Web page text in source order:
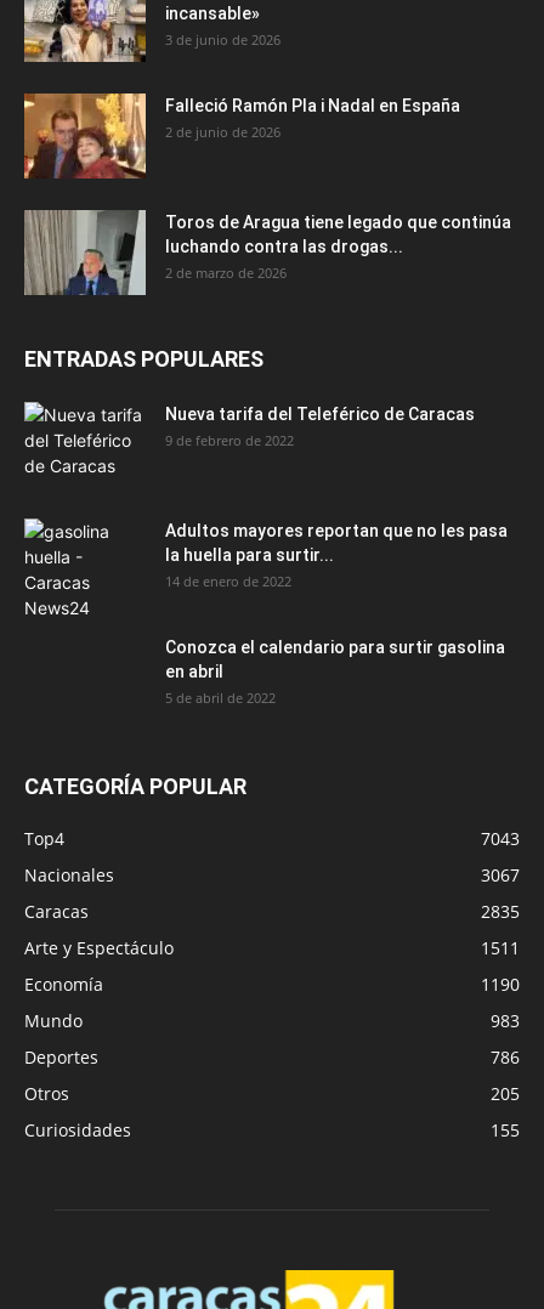
incansable»
3 de junio de 2026
Falleció Ramón Pla i Nadal en España
2 de junio de 2026
Toros de Aragua tiene legado que continúa
luchando contra las drogas...
2 de marzo de 2026
ENTRADAS POPULARES
Nueva tarifa del Teleférico de Caracas
9 de febrero de 2022
Adultos mayores reportan que no les pasa
la huella para surtir...
14 de enero de 2022
Conozca el calendario para surtir gasolina
en abril
5 de abril de 2022
CATEGORÍA POPULAR
Top4
7043
Nacionales
3067
Caracas
2835
Arte y Espectáculo
1511
Economía
1190
Mundo
983
Deportes
786
Otros
205
Curiosidades
155